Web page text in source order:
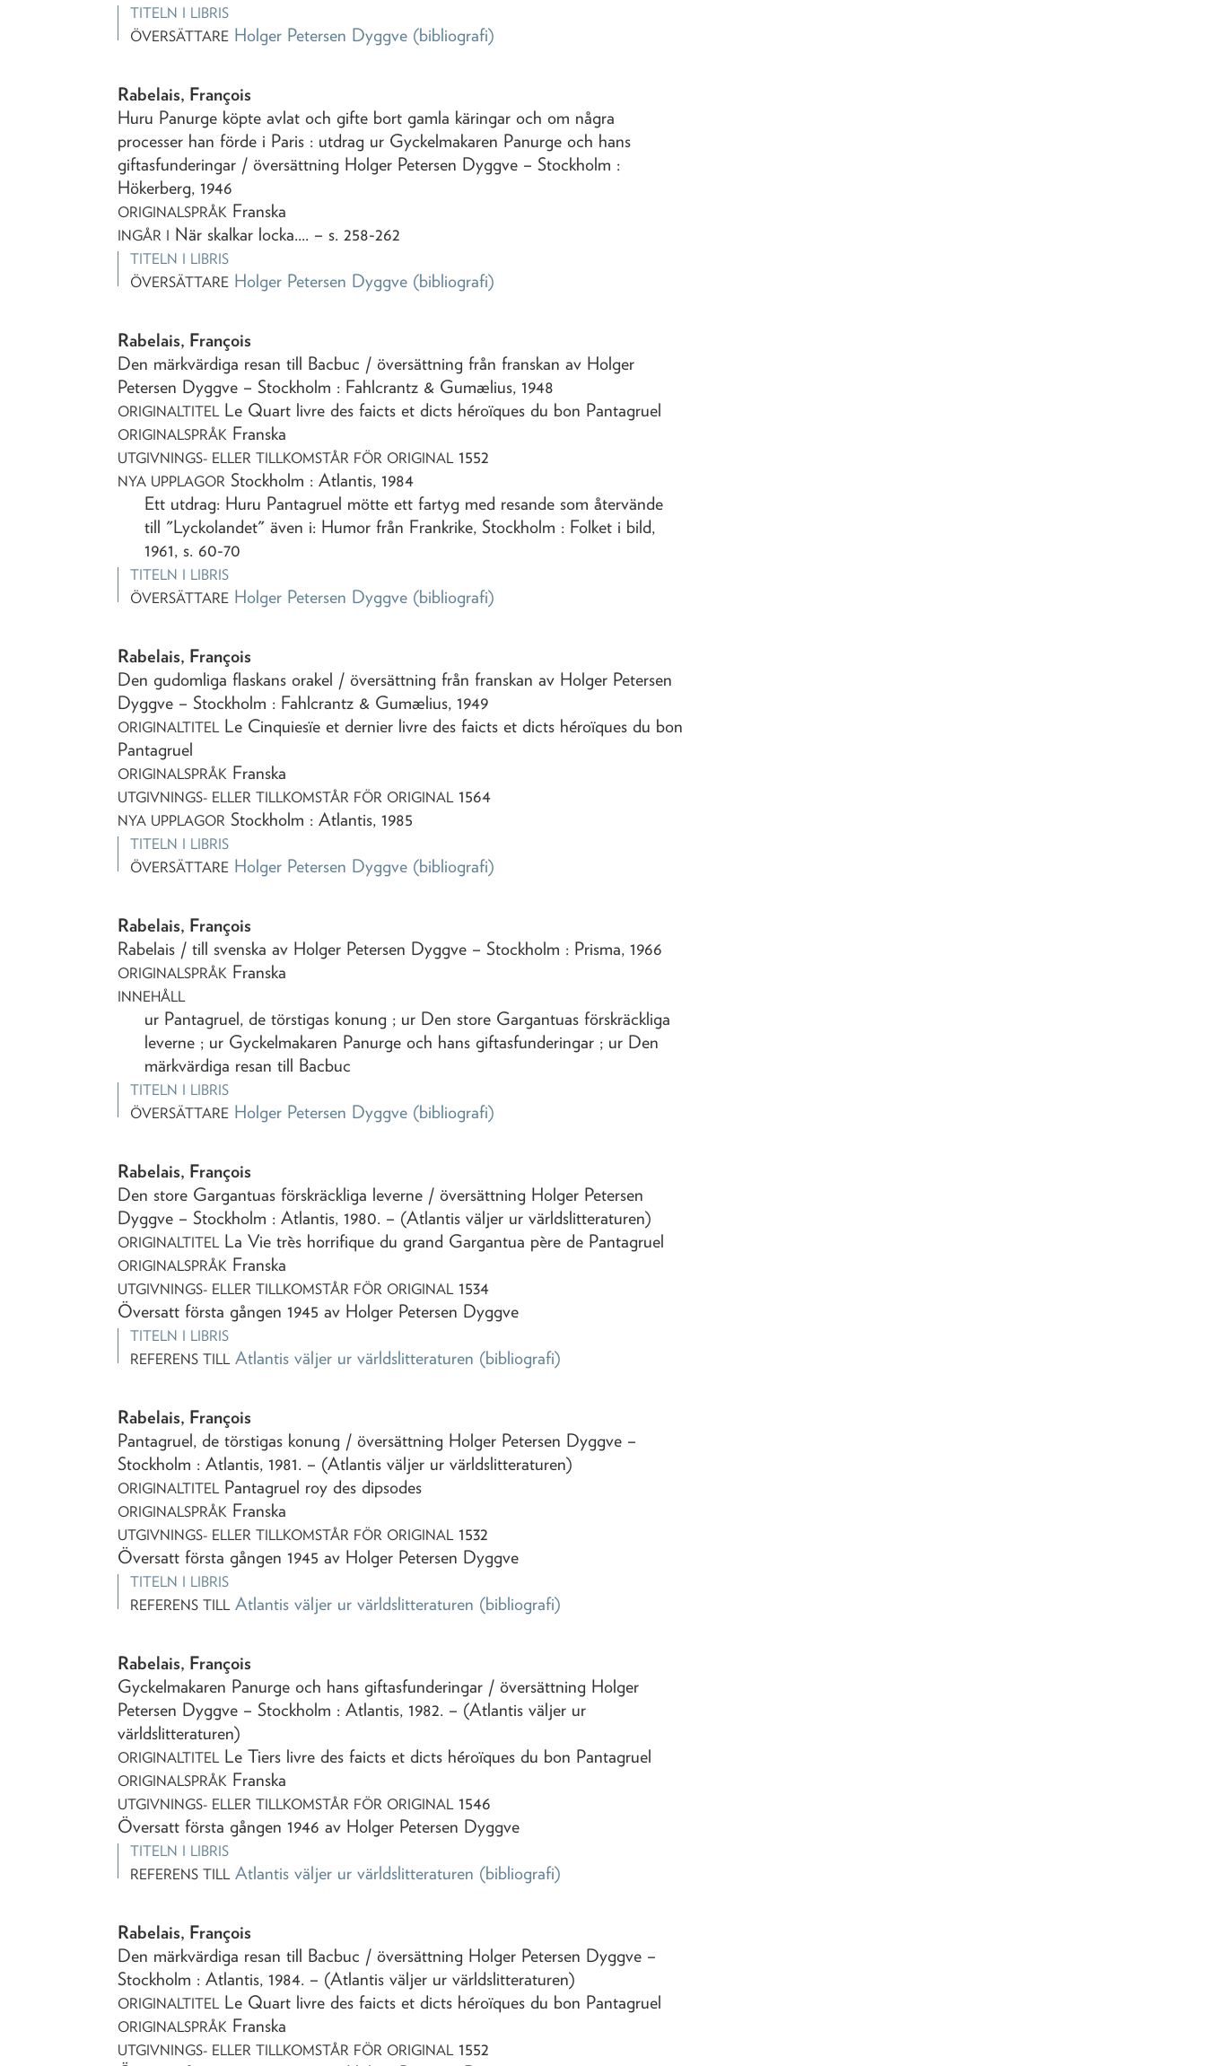
TITELN I LIBRIS
ÖVERSÄTTARE Holger Petersen Dyggve (bibliografi)
Rabelais, François
Huru Panurge köpte avlat och gifte bort gamla käringar och om några
processer han förde i Paris : utdrag ur Gyckelmakaren Panurge och hans
giftasfunderingar / översättning Holger Petersen Dyggve – Stockholm :
Hökerberg,1946
ORIGINALSPRÅK Franska
INGÅR I När skalkar locka.... – s. 258-262
TITELN I LIBRIS
ÖVERSÄTTARE Holger Petersen Dyggve (bibliografi)
Rabelais, François
Den märkvärdiga resan till Bacbuc / översättning från franskan av Holger
Petersen Dyggve – Stockholm : Fahlcrantz & Gumælius,1948
ORIGINALTITEL Le Quart livre des faicts et dicts héroïques du bon Pantagruel
ORIGINALSPRÅK Franska
UTGIVNINGS- ELLER TILLKOMSTÅR FÖR ORIGINAL 1552
NYA UPPLAGOR Stockholm : Atlantis, 1984
Ett utdrag: Huru Pantagruel mötte ett fartyg med resande som återvände
till "Lyckolandet" även i: Humor från Frankrike, Stockholm : Folket i bild,
1961, s. 60-70
TITELN I LIBRIS
ÖVERSÄTTARE Holger Petersen Dyggve (bibliografi)
Rabelais, François
Den gudomliga flaskans orakel / översättning från franskan av Holger Petersen
Dyggve – Stockholm : Fahlcrantz & Gumælius,1949
ORIGINALTITEL Le Cinquiesïe et dernier livre des faicts et dicts héroïques du bon
Pantagruel
ORIGINALSPRÅK Franska
UTGIVNINGS- ELLER TILLKOMSTÅR FÖR ORIGINAL 1564
NYA UPPLAGOR Stockholm : Atlantis, 1985
TITELN I LIBRIS
ÖVERSÄTTARE Holger Petersen Dyggve (bibliografi)
Rabelais, François
Rabelais / till svenska av Holger Petersen Dyggve – Stockholm : Prisma,1966
ORIGINALSPRÅK Franska
INNEHÅLL
ur Pantagruel, de törstigas konung ; ur Den store Gargantuas förskräckliga
leverne ; ur Gyckelmakaren Panurge och hans giftasfunderingar ; ur Den
märkvärdiga resan till Bacbuc
TITELN I LIBRIS
ÖVERSÄTTARE Holger Petersen Dyggve (bibliografi)
Rabelais, François
Den store Gargantuas förskräckliga leverne / översättning Holger Petersen
Dyggve – Stockholm : Atlantis,1980. – (Atlantis väljer ur världslitteraturen)
ORIGINALTITEL La Vie très horrifique du grand Gargantua père de Pantagruel
ORIGINALSPRÅK Franska
UTGIVNINGS- ELLER TILLKOMSTÅR FÖR ORIGINAL 1534
Översatt första gången 1945 av Holger Petersen Dyggve
TITELN I LIBRIS
REFERENS TILL Atlantis väljer ur världslitteraturen (bibliografi)
Rabelais, François
Pantagruel, de törstigas konung / översättning Holger Petersen Dyggve –
Stockholm : Atlantis,1981. – (Atlantis väljer ur världslitteraturen)
ORIGINALTITEL Pantagruel roy des dipsodes
ORIGINALSPRÅK Franska
UTGIVNINGS- ELLER TILLKOMSTÅR FÖR ORIGINAL 1532
Översatt första gången 1945 av Holger Petersen Dyggve
TITELN I LIBRIS
REFERENS TILL Atlantis väljer ur världslitteraturen (bibliografi)
Rabelais, François
Gyckelmakaren Panurge och hans giftasfunderingar / översättning Holger
Petersen Dyggve – Stockholm : Atlantis,1982. – (Atlantis väljer ur
världslitteraturen)
ORIGINALTITEL Le Tiers livre des faicts et dicts héroïques du bon Pantagruel
ORIGINALSPRÅK Franska
UTGIVNINGS- ELLER TILLKOMSTÅR FÖR ORIGINAL 1546
Översatt första gången 1946 av Holger Petersen Dyggve
TITELN I LIBRIS
REFERENS TILL Atlantis väljer ur världslitteraturen (bibliografi)
Rabelais, François
Den märkvärdiga resan till Bacbuc / översättning Holger Petersen Dyggve –
Stockholm : Atlantis,1984. – (Atlantis väljer ur världslitteraturen)
ORIGINALTITEL Le Quart livre des faicts et dicts héroïques du bon Pantagruel
ORIGINALSPRÅK Franska
UTGIVNINGS- ELLER TILLKOMSTÅR FÖR ORIGINAL 1552